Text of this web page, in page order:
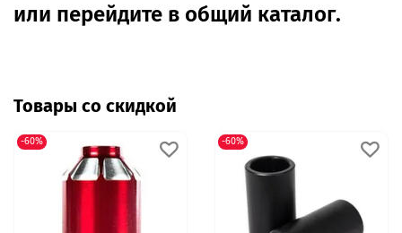
или перейдите в общий каталог.
Товары со скидкой
-60% -60%